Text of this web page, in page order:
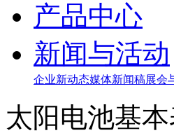
产品中心
新闻与活动
企业新动态媒体新闻稿展会
太阳电池基